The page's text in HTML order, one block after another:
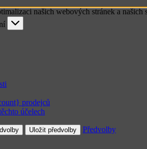
našich webových stránek a našich
prodejců
účelech
Uložit předvolby Předvolby